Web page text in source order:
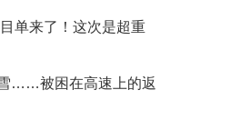
单来了！这次是超重
……被困在高速上的返